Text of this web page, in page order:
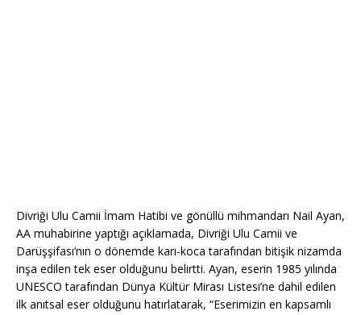
Divriği Ulu Camii İmam Hatibi ve gönüllü mihmandarı Nail Ayan,
AA muhabirine yaptığı açıklamada, Divriği Ulu Camii ve
Darüşşifası’nın o dönemde karı-koca tarafından bitişik nizamda
inşa edilen tek eser olduğunu belirtti. Ayan, eserin 1985 yılında
UNESCO tarafından Dünya Kültür Mirası Listesi’ne dahil edilen
ilk anıtsal eser olduğunu hatırlatarak, “Eserimizin en kapsamlı